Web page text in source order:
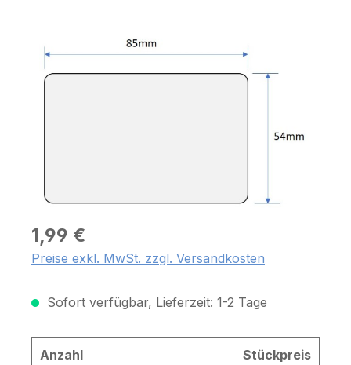
Bildergalerie überspringen
1,99 €
Preise exkl. MwSt. zzgl. Versandkosten
Sofort verfügbar, Lieferzeit: 1-2 Tage
Anzahl Stückpreis